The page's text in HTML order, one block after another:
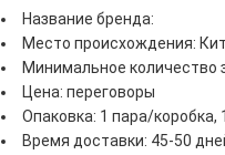
Название бренда:
Место происхождения:
Минимальное количество
Цена: переговоры
Опаковка: 1 пара/коробка,
Время доставки: 45-50